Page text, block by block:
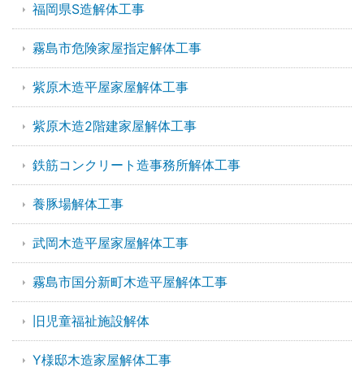
福岡県S造解体工事
霧島市危険家屋指定解体工事
紫原木造平屋家屋解体工事
紫原木造2階建家屋解体工事
鉄筋コンクリート造事務所解体工事
養豚場解体工事
武岡木造平屋家屋解体工事
霧島市国分新町木造平屋解体工事
旧児童福祉施設解体
Y様邸木造家屋解体工事